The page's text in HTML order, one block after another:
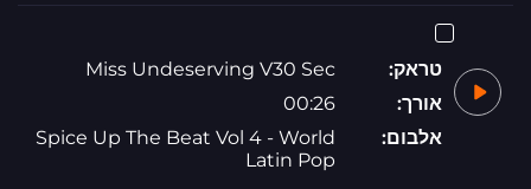
טראק:
Miss Undeserving V30 Sec
אורך:
00:26
אלבום:
Spice Up The Beat Vol 4 - World
Latin Pop